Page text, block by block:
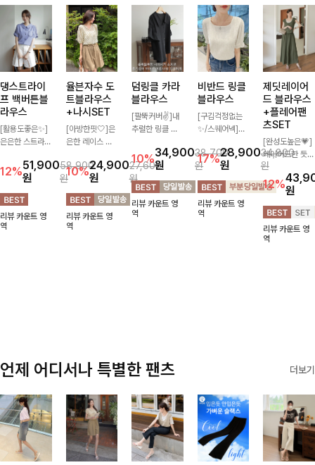
댕스트라이
프 백버튼블
라우스
[활용도좋은✨]
은은한 스트라이
져 심플한 코디
에도 세련된 포
인트를 더해드리
며 깔끔한 스트
라이프 디테일로
유행 없이 오래
12%51,900
원
58,900
원
리뷰 카운트 영
역
율븐자수 도
트블라우스
+나시SET
[아방한핏🤍]은
은한 레이스 자
으로 사랑스러운
감성 가득 담았
으며 나시 세트
구성으로 이너
걱정없이 손쉽게
코디 가능한 블
10%24,900
원
27,600
원
리뷰 카운트 영
역
덤링클 카라
블라우스
[팔뚝커버✌]내
추럴한 링클 텍
있게 입어지는
블라우스🖤 브
이넥 카라 디자
인에 여유로운
소매핏 더해져
여리하면서도 시
10%34,900
원
38,700
원
리뷰 카운트 영
역
비반드 링클
블라우스
[구김걱정없는
✨/스퀘어넥]입
엠보 텍스처가
돋보이는 블라우
스- 여유로운 실
루엣과 물결 짜
임 소매 디테일
이 더해져 편안
17%28,900
원
34,800
원
리뷰 카운트 영
역
제딧레이어
드 블라우스
+플레어팬
츠SET
[완성도높은💗]
레이어드한 듯
자연스러운 나시
와 버튼 원피스
가 함께 구성된
세트 아이템입니
다. 코디 고민 없
이 한 벌만으로
도 내추럴하면서
12%원
리뷰 카운트 영
역
언제 어디서나 특별한 팬츠 더보기